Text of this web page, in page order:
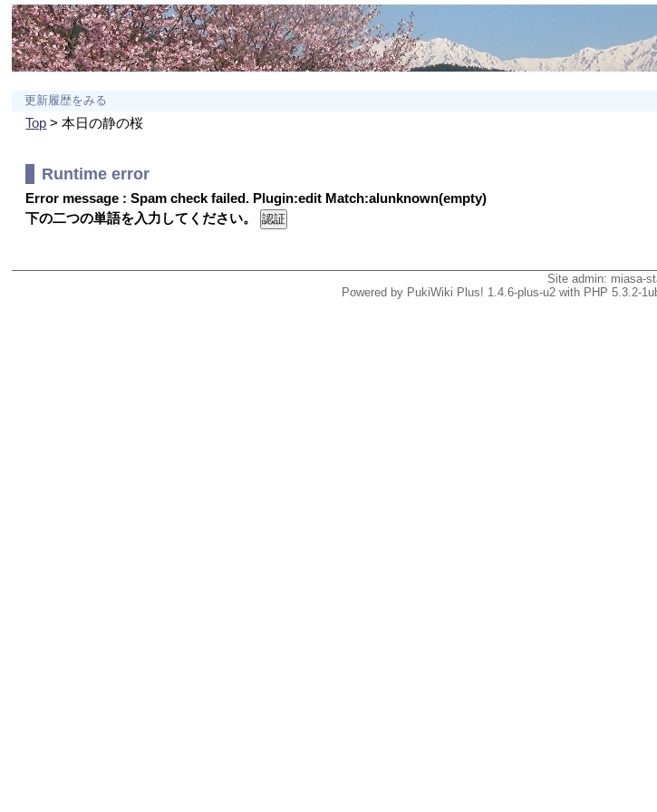
更新履歴をみる
Top > 本日の静の桜
Runtime error
Error message : Spam check failed. Plugin:edit Match:alunknown(empty)
下の二つの単語を入力してください。
Site admin: miasa-
Powered by PukiWiki Plus! 1.4.6-plus-u2 with PHP 5.3.2-